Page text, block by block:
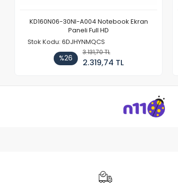
KD160N06-30NI-A004 Notebook Ekran
Paneli Full HD
Stok Kodu: 6DJHYNMQCS
%26
3.131,70 TL
2.319,74 TL